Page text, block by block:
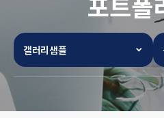
갤러리샘플